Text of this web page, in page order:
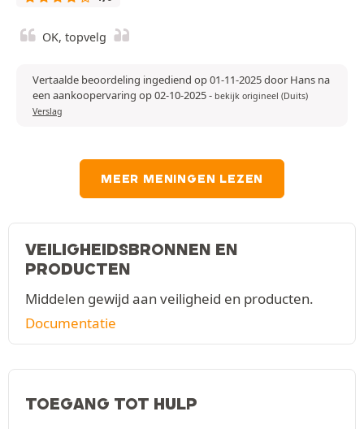
OK, topvelg
Vertaalde beoordeling ingediend op 01-11-2025 door Hans na
een aankoopervaring op 02-10-2025- bekijk origineel (Duits)
Verslag
MEER MENINGEN LEZEN
VEILIGHEIDSBRONNEN EN
PRODUCTEN
Middelen gewijd aan veiligheid en producten.
Documentatie
TOEGANG TOT HULP